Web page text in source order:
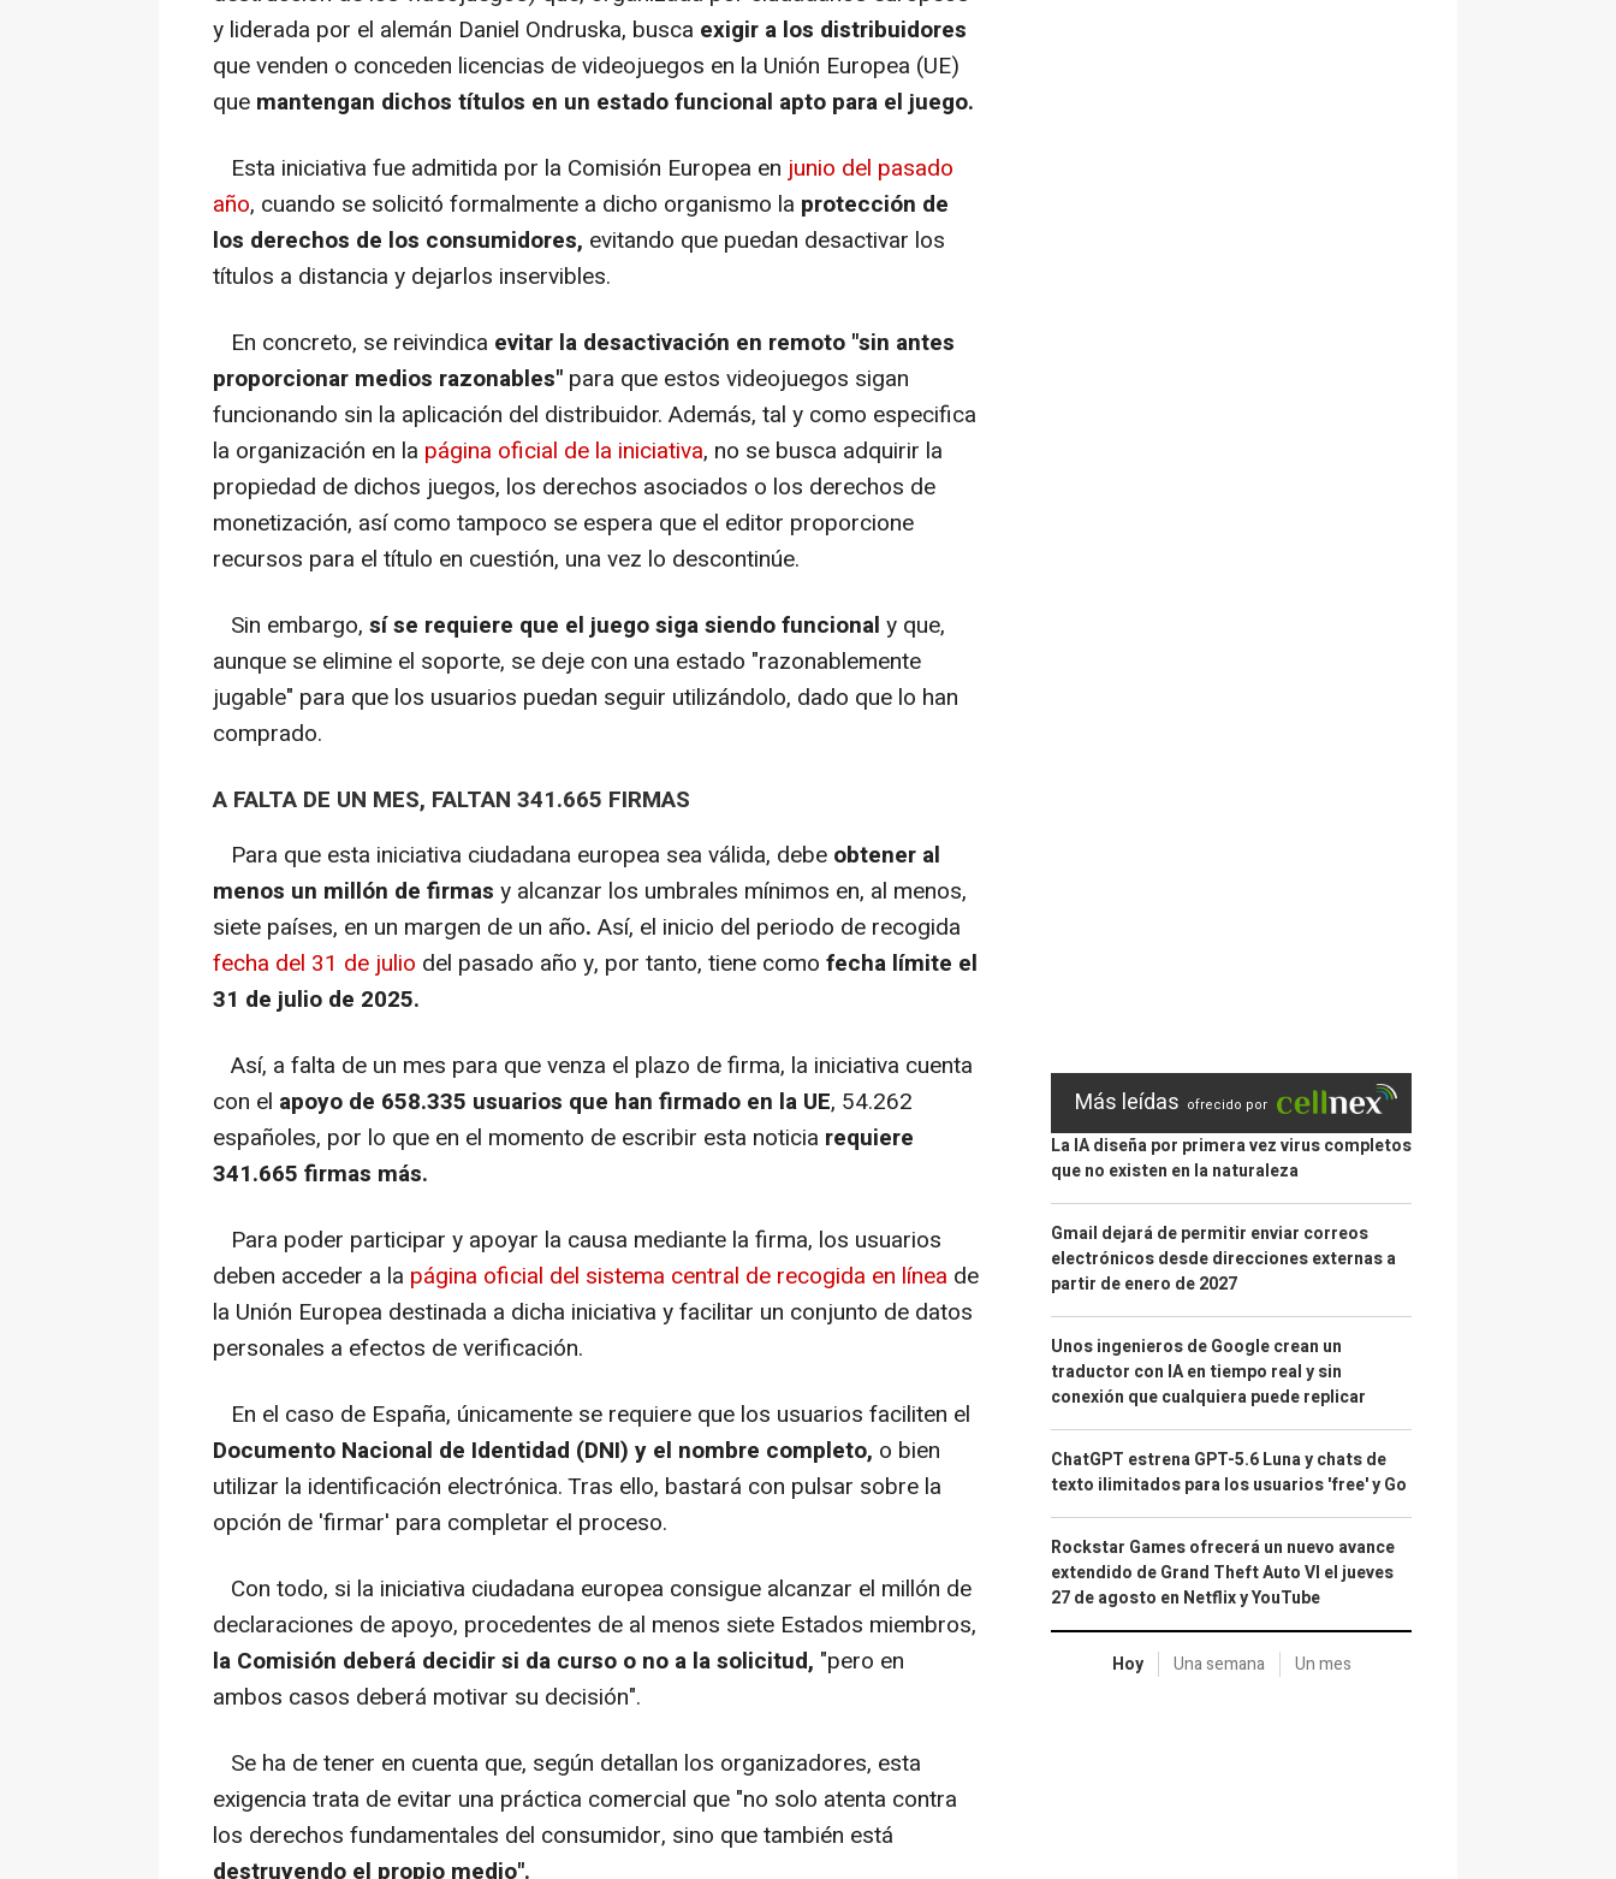
y liderada por el alemán Daniel Ondruska, busca exigir a los distribuidores
que venden o conceden licencias de videojuegos en la Unión Europea (UE)
que mantengan dichos títulos en un estado funcional apto para el juego.
Esta iniciativa fue admitida por la Comisión Europea en junio del pasado
año, cuando se solicitó formalmente a dicho organismo la protección de
los derechos de los consumidores, evitando que puedan desactivar los
títulos a distancia y dejarlos inservibles.
En concreto, se reivindica evitar la desactivación en remoto "sin antes
proporcionar medios razonables" para que estos videojuegos sigan
funcionando sin la aplicación del distribuidor. Además, tal y como especifica
la organización en la página oficial de la iniciativa, no se busca adquirir la
propiedad de dichos juegos, los derechos asociados o los derechos de
monetización, así como tampoco se espera que el editor proporcione
recursos para el título en cuestión, una vez lo descontinúe.
Sin embargo, sí se requiere que el juego siga siendo funcional y que,
aunque se elimine el soporte, se deje con una estado "razonablemente
jugable" para que los usuarios puedan seguir utilizándolo, dado que lo han
comprado.
A FALTA DE UN MES, FALTAN 341.665 FIRMAS
Para que esta iniciativa ciudadana europea sea válida, debe obtener al
menos un millón de firmas y alcanzar los umbrales mínimos en, al menos,
siete países, en un margen de un año. Así, el inicio del periodo de recogida
fecha del 31 de julio del pasado año y, por tanto, tiene como fecha límite el
31 de julio de 2025.
Así, a falta de un mes para que venza el plazo de firma, la iniciativa cuenta
con el apoyo de 658.335 usuarios que han firmado en la UE, 54.262
españoles, por lo que en el momento de escribir esta noticia requiere
341.665 firmas más.
Para poder participar y apoyar la causa mediante la firma, los usuarios
deben acceder a la página oficial del sistema central de recogida en línea de
la Unión Europea destinada a dicha iniciativa y facilitar un conjunto de datos
personales a efectos de verificación.
En el caso de España, únicamente se requiere que los usuarios faciliten el
Documento Nacional de Identidad (DNI) y el nombre completo, o bien
utilizar la identificación electrónica. Tras ello, bastará con pulsar sobre la
opción de 'firmar' para completar el proceso.
Con todo, si la iniciativa ciudadana europea consigue alcanzar el millón de
declaraciones de apoyo, procedentes de al menos siete Estados miembros,
la Comisión deberá decidir si da curso o no a la solicitud, "pero en
ambos casos deberá motivar su decisión".
Se ha de tener en cuenta que, según detallan los organizadores, esta
exigencia trata de evitar una práctica comercial que "no solo atenta contra
los derechos fundamentales del consumidor, sino que también está
destruyendo el propio medio".
Más leídas ofrecido por
La IA diseña por primera vez virus completos
que no existen en la naturaleza
Gmail dejará de permitir enviar correos
electrónicos desde direcciones externas a
partir de enero de 2027
Unos ingenieros de Google crean un
traductor con IA en tiempo real y sin
conexión que cualquiera puede replicar
ChatGPT estrena GPT-5.6 Luna y chats de
texto ilimitados para los usuarios 'free' y Go
Rockstar Games ofrecerá un nuevo avance
extendido de Grand Theft Auto VI el jueves
27 de agosto en Netflix y YouTube
Hoy Una semana Un mes